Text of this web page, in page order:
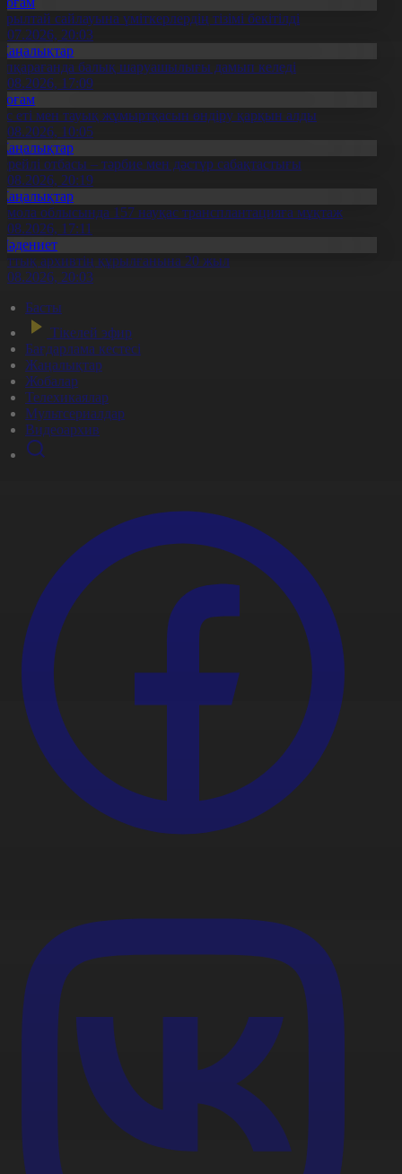
сайлауына үміткерлердің тізімі бекітілді
20:03
балық шаруашылығы дамып келеді
17:09
еті мен тауық жұмыртқасын өндіру қарқын алды
10:05
отбасы – тәрбие мен дәстүр сабақтастығы
20:19
облысында 157 науқас трансплантацияға мұқтаж
17:11
архивтің құрылғанына 20 жыл
20:03
Басты
Тікелей эфир
Бағдарлама кестесі
Жаңалықтар
Жобалар
Телехикаялар
Мультсериалдар
Видеоархив